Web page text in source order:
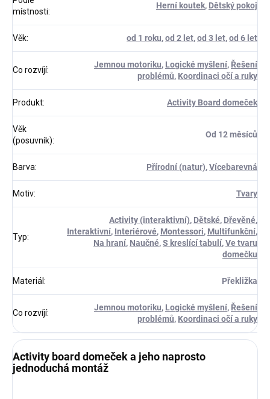
místnosti:
Herní koutek, Dětský pokoj
Věk: od 1 roku,od 2 let,od 3 let,od 6 let
Co rozvíjí:
Jemnou motoriku, Logické myšlení, Řešení
problémů, Koordinaci očí a ruky
Produkt: Activity Board domeček
Věk
(posuvník):
Od 12 měsíců
Barva: Přírodní (natur),Vícebarevná
Motiv: Tvary
Typ:
Activity (interaktivní), Dětské, Dřevěné,
Interaktivní, Interiérové, Montessori, Multifunkční,
Na hraní, Naučné,S kreslící tabulí,Ve tvaru
domečku
Materiál: Překližka
Co rozvíjí:
Jemnou motoriku, Logické myšlení, Řešení
problémů, Koordinaci očí a ruky
Activity board domeček a jeho naprosto
jednoduchá montáž